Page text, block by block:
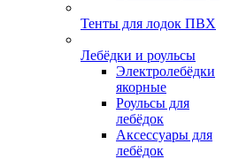
Тенты для лодок ПВХ
Лебёдки и роульсы
Электролебёдки
якорные
Роульсы для
лебёдок
Аксессуары для
лебёдок